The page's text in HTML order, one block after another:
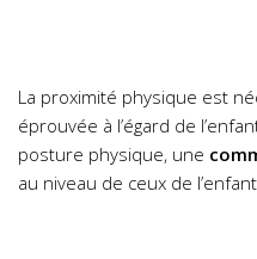
La proximité physique est
éprouvée à l’égard de
posture physique, une
au niveau de ceux de